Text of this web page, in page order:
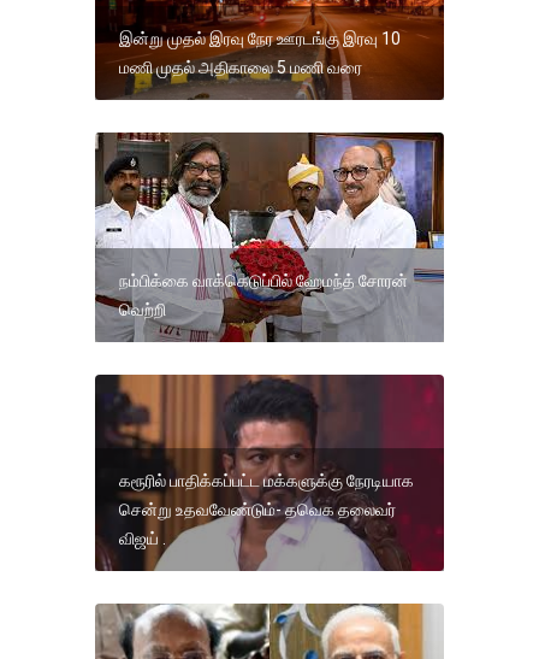
இன்று முதல் இரவு நேர ஊரடங்கு இரவு 10
மணி முதல் அதிகாலை 5 மணி வரை
நம்பிக்கை வாக்கெடுப்பில் ஹேமந்த் சோரன்
வெற்றி
கரூரில் பாதிக்கப்பட்ட மக்களுக்கு நேரடியாக
சென்று உதவவேண்டும்- தவெக தலைவர்
விஜய் .